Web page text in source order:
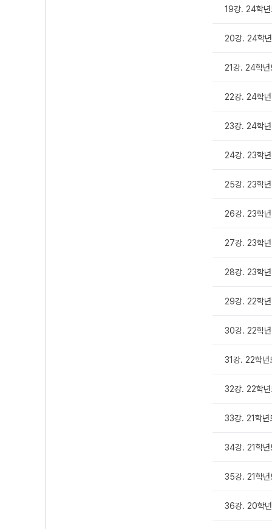
19강. 24학년
20강. 24학년
21강. 24학년
22강. 24학
23강. 24학
24강. 23학년
25강. 23학년
26강. 23학
27강. 23학
28강. 23학
29강. 22학년
30강. 22학
31강. 22학
32강. 22학년
33강. 21학년
34강. 21학년
35강. 21학년
36강. 20학년